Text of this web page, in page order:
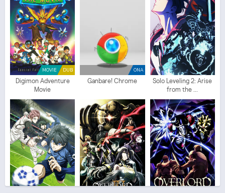
DUB
MOVIE
Digimon Adventure
Movie
ONA
Ganbare! Chrome
Solo Leveling 2: Arise
from the ...